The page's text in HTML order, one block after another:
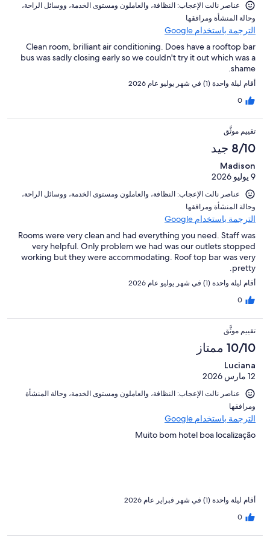
عناصر نالت الإعجاب: ⁦النظافة⁩، و⁦العاملون ومستوى الخدمة⁩، و⁦وسائل الراحة⁩،
و⁦حالة المنشأة ومرافقها⁩
الترجمة باستخدام Google
Clean room, brilliant air conditioning. Does have a rooftop bar
bus was sadly closing early so we couldn't try it out which was a
shame.
أقام ليلة واحدة (1) في شهر يوليو عام 2026
0
تقييم موثَّق
8/10 جيد
Madison
9 يوليو 2026
عناصر نالت الإعجاب: ⁦النظافة⁩، و⁦العاملون ومستوى الخدمة⁩، و⁦وسائل الراحة⁩،
و⁦حالة المنشأة ومرافقها⁩
الترجمة باستخدام Google
Rooms were very clean and had everything you need. Staff was
very helpful. Only problem we had was our outlets stopped
working but they were accommodating. Roof top bar was very
pretty.
أقام ليلة واحدة (1) في شهر يوليو عام 2026
0
تقييم موثَّق
10/10 ممتاز
Luciana
12 مارس 2026
عناصر نالت الإعجاب: ⁦النظافة⁩، و⁦العاملون ومستوى الخدمة⁩، و⁦حالة المنشأة
ومرافقها⁩
الترجمة باستخدام Google
Muito bom hotel boa localização
أقام ليلة واحدة (1) في شهر فبراير عام 2026
0